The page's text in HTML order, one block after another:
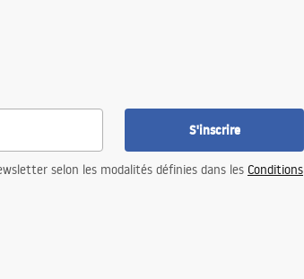
S'inscrire
selon les modalités définies dans les Conditions